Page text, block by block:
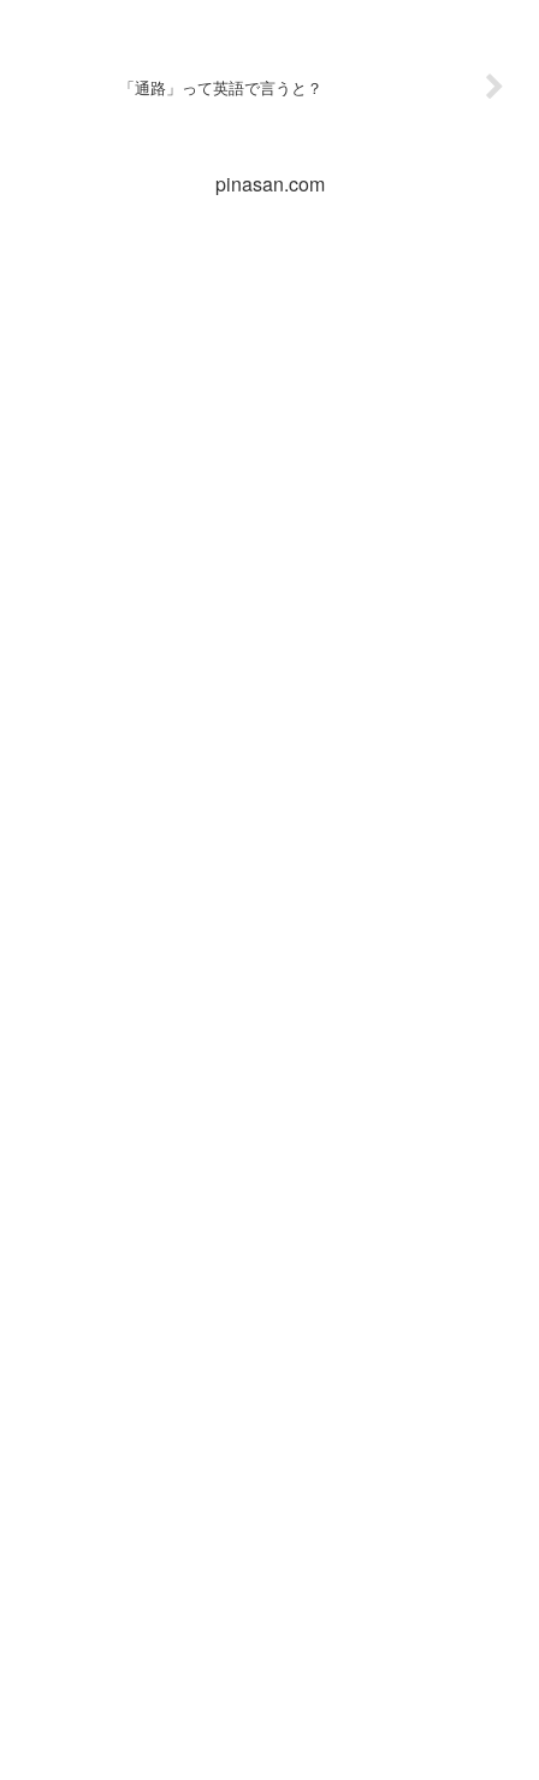
「通路」って英語で言うと？
pinasan.com